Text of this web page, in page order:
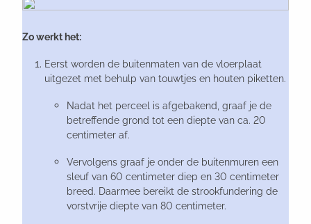
Zo werkt het:
Eerst worden de buitenmaten van de vloerplaat
uitgezet met behulp van touwtjes en houten piketten.
Nadat het perceel is afgebakend, graaf je de
betreffende grond tot een diepte van ca. 20
centimeter af.
Vervolgens graaf je onder de buitenmuren een
sleuf van 60 centimeter diep en 30 centimeter
breed. Daarmee bereikt de strookfundering de
vorstvrije diepte van 80 centimeter.